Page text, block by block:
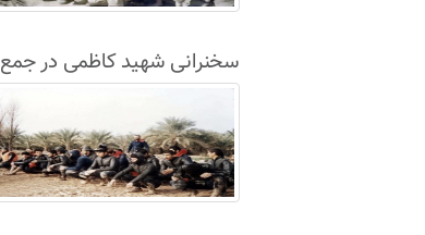
سخنرانی شهید کاظمی در جمع
غواصان لشکر8+فیلم